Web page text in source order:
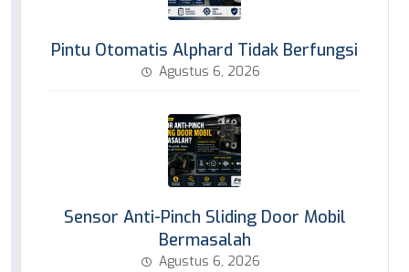
Pintu Otomatis Alphard Tidak Berfungsi
Agustus 6, 2026
Sensor Anti-Pinch Sliding Door Mobil
Bermasalah
Agustus 6, 2026